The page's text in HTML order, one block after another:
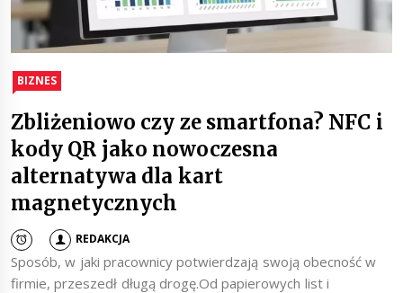
BIZNES
Zbliżeniowo czy ze smartfona? NFC i
kody QR jako nowoczesna
alternatywa dla kart
magnetycznych
REDAKCJA
Sposób, w jaki pracownicy potwierdzają swoją obecność w
firmie, przeszedł długą drogę.Od papierowych list i